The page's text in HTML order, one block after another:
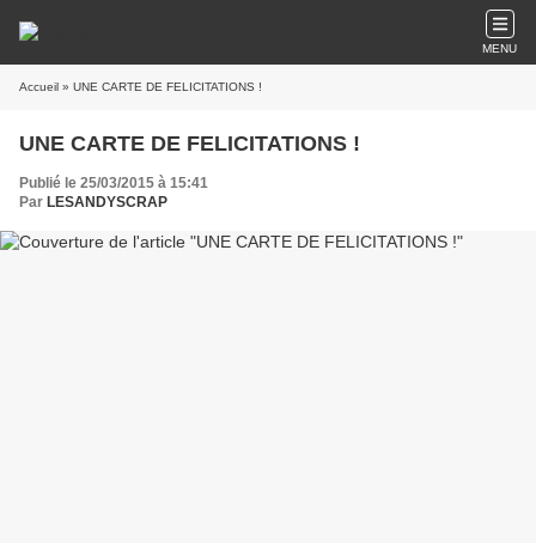
MENU
Accueil » UNE CARTE DE FELICITATIONS !
UNE CARTE DE FELICITATIONS !
Publié le 25/03/2015 à 15:41
Par LESANDYSCRAP